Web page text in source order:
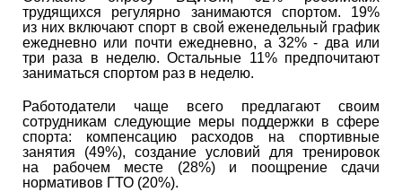
трудящихся регулярно занимаются спортом. 19%
из них включают спорт в свой еженедельный график
ежедневно или почти ежедневно, а 32% - два или
три раза в неделю. Остальные 11% предпочитают
заниматься спортом раз в неделю.
Работодатели чаще всего предлагают своим
сотрудникам следующие меры поддержки в сфере
спорта: компенсацию расходов на спортивные
занятия (49%), создание условий для тренировок
на рабочем месте (28%) и поощрение сдачи
нормативов ГТО (20%).